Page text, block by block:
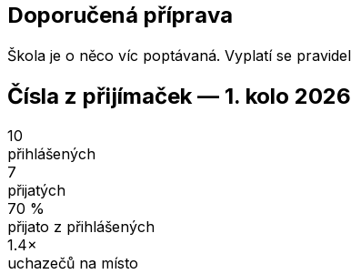
Doporučená příprava
Škola je o něco víc poptávaná. Vyplatí se
Čísla z přijímaček — 1. kolo 2026
10
přihlášených
7
přijatých
70 %
přijato z přihlášených
1.4×
uchazečů na místo